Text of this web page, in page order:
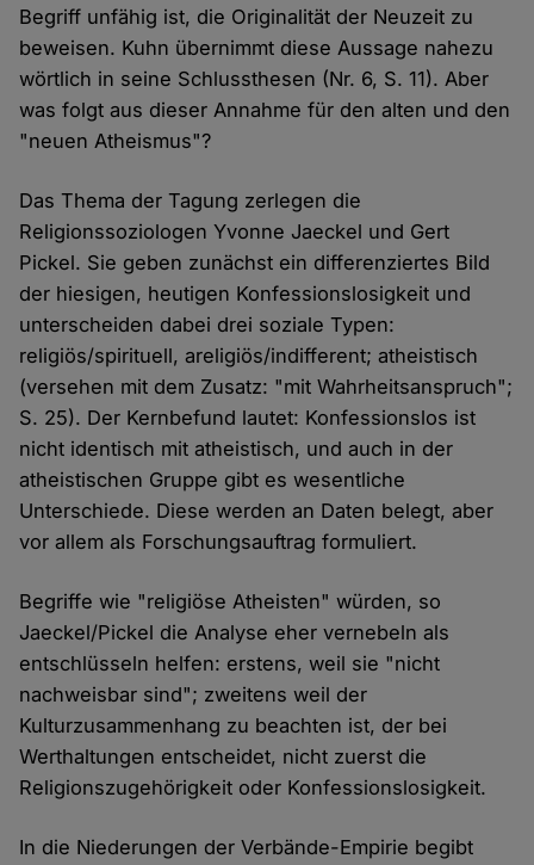
Begriff unfähig ist, die Originalität der Neuzeit zu
beweisen. Kuhn übernimmt diese Aussage nahezu
wörtlich in seine Schlussthesen (Nr. 6, S. 11). Aber
was folgt aus dieser Annahme für den alten und den
"neuen Atheismus"?
Das Thema der Tagung zerlegen die
Religionssoziologen Yvonne Jaeckel und Gert
Pickel. Sie geben zunächst ein differenziertes Bild
der hiesigen, heutigen Konfessionslosigkeit und
unterscheiden dabei drei soziale Typen:
religiös/spirituell, areligiös/indifferent; atheistisch
(versehen mit dem Zusatz: "mit Wahrheitsanspruch";
S. 25). Der Kernbefund lautet: Konfessionslos ist
nicht identisch mit atheistisch, und auch in der
atheistischen Gruppe gibt es wesentliche
Unterschiede. Diese werden an Daten belegt, aber
vor allem als Forschungsauftrag formuliert.
Begriffe wie "religiöse Atheisten" würden, so
Jaeckel/Pickel die Analyse eher vernebeln als
entschlüsseln helfen: erstens, weil sie "nicht
nachweisbar sind"; zweitens weil der
Kulturzusammenhang zu beachten ist, der bei
Werthaltungen entscheidet, nicht zuerst die
Religionszugehörigkeit oder Konfessionslosigkeit.
In die Niederungen der Verbände-Empirie begibt